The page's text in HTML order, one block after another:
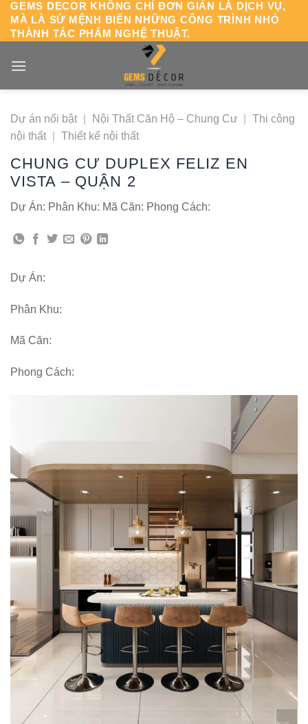
Chuyển
đến
nội
dung
GEMS DECOR KHÔNG CHỈ ĐƠN GIẢN LÀ DỊCH VỤ,
MÀ LÀ SỨ MỆNH BIẾN NHỮNG CÔNG TRÌNH NHỎ
THÀNH TÁC PHẨM NGHỆ THUẬT.
Dự án nổi bật Nội Thất Căn Hộ – Chung Cư
Thi công
nội thất
Thiết kế nội thất
CHUNG CƯ DUPLEX FELIZ EN
VISTA – QUẬN 2
Dự Án: Phân Khu: Mã Căn: Phong Cách:
Dự Án:
Phân Khu:
Mã Căn:
Phong Cách: